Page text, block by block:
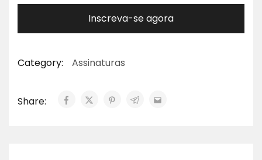
Inscreva-se agora
Category: Assinaturas
Share: